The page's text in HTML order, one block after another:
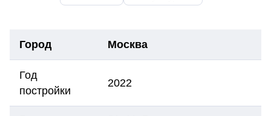
Город Москва
Год
постройки
2022